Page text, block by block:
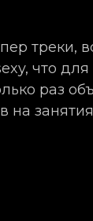
треки,
что
раз
на